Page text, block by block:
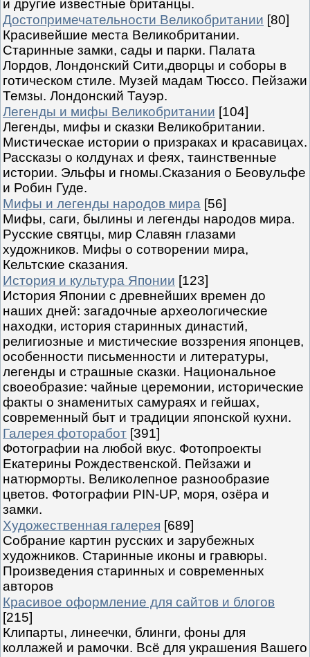
и другие известные британцы.
Достопримечательности Великобритании [80]
Красивейшие места Великобритании.
Старинные замки, сады и парки. Палата
Лордов, Лондонский Сити,дворцы и соборы в
готическом стиле. Музей мадам Тюссо. Пейзажи
Темзы. Лондонский Тауэр.
Легенды и мифы Великобритании [104]
Легенды, мифы и сказки Великобритании.
Мистическае истории о призраках и красавицах.
Рассказы о колдунах и феях, таинственные
истории. Эльфы и гномы.Сказания о Беовульфе
и Робин Гуде.
Мифы и легенды народов мира [56]
Мифы, саги, былины и легенды народов мира.
Русские святцы, мир Славян глазами
художников. Мифы о сотворении мира,
Кельтские сказания.
История и культура Японии [123]
История Японии с древнейших времен до
наших дней: загадочные археологические
находки, история старинных династий,
религиозные и мистические воззрения японцев,
особенности письменности и литературы,
легенды и страшные сказки. Национальное
своеобразие: чайные церемонии, исторические
факты о знаменитых самураях и гейшах,
современный быт и традиции японской кухни.
Галерея фоторабот [391]
Фотографии на любой вкус. Фотопроекты
Екатерины Рождественской. Пейзажи и
натюрморты. Великолепное разнообразие
цветов. Фотографии PIN-UP, моря, озёра и
замки.
Художественная галерея [689]
Собрание картин русских и зарубежных
художников. Старинные иконы и гравюры.
Произведения старинных и современных
авторов
Красивое оформление для сайтов и блогов
[215]
Клипарты, линеечки, блинги, фоны для
коллажей и рамочки. Всё для украшения Вашего